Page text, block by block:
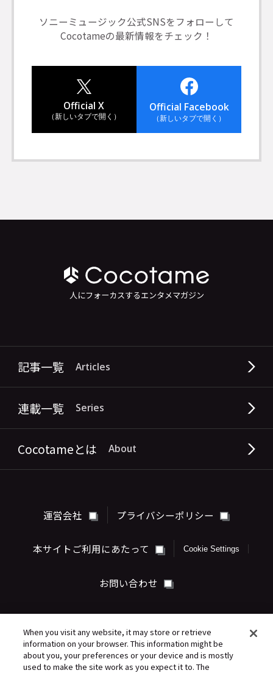
ソニーミュージック公式SNSをフォローして
Cocotameの最新情報をチェック！
Official X
（新しいタブで開く）
Official Facebook
（新しいタブで開く）
人にフォーカスするエンタメマガジン
記事一覧 Articles
連載一覧 Series
Cocotameとは About
運営会社 プライバシーポリシー
本サイトご利用にあたって Cookie Settings
お問い合わせ
When you visit any website, it may store or retrieve
information on your browser. This information might be
about you, your preferences or your device and is mostly
used to make the site work as you expect it to. The